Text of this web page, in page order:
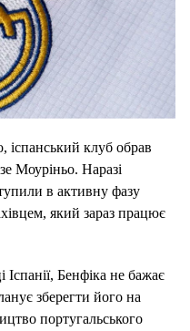
іспанський клуб обрав
Моуріньо. Наразі
в активну фазу
який зараз працює
Іспанії, Бенфіка не бажає
зберегти його на
португальського